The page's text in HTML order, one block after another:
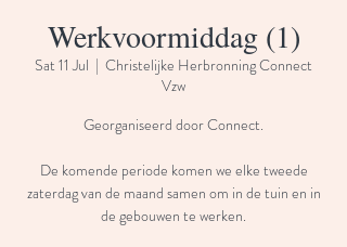
Werkvoormiddag (1)
Sat 11 Jul
  |
Christelijke Herbronning Connect
Vzw
Georganiseerd door Connect.
De komende periode komen we elke tweede
zaterdag van de maand samen om in de tuin en in
de gebouwen te werken.